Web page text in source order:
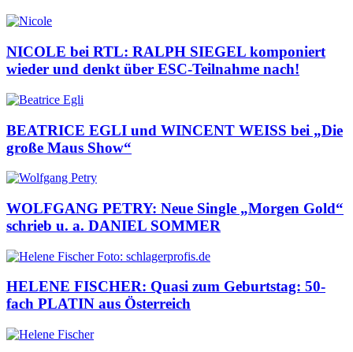
NICOLE bei RTL: RALPH SIEGEL komponiert
wieder und denkt über ESC-Teilnahme nach!
BEATRICE EGLI und WINCENT WEISS bei „Die
große Maus Show“
WOLFGANG PETRY: Neue Single „Morgen Gold“
schrieb u. a. DANIEL SOMMER
HELENE FISCHER: Quasi zum Geburtstag: 50-
fach PLATIN aus Österreich